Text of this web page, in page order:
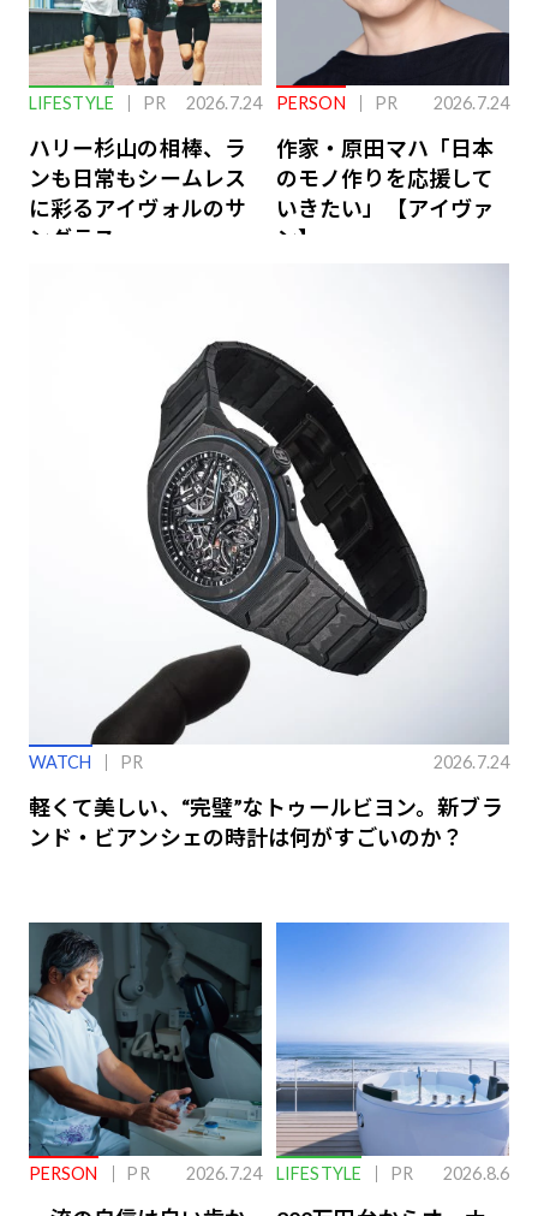
LIFESTYLE PR 2026.7.24
ハリー杉山の相棒、ラ
ンも日常もシームレス
に彩るアイヴォルのサ
ングラス
PERSON PR 2026.7.24
作家・原田マハ「日本
のモノ作りを応援して
いきたい」【アイヴァ
ン】
WATCH PR 2026.7.24
軽くて美しい、“完璧”なトゥールビヨン。新ブラ
ンド・ビアンシェの時計は何がすごいのか？
PERSON PR 2026.7.24 LIFESTYLE PR 2026.8.6